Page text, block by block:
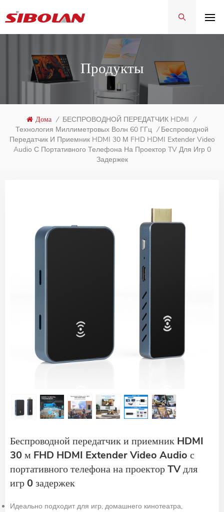
Продукты
Дома / БЕСПРОВОДНОЙ ПЕРЕДАТЧИК HDMI /
Технология Миллиметровых Волн 60 ГГц / Беспроводной
Передатчик И Приемник HDMI 30 М FHD HDMI Extender Video
Audio С Портативного Телефона На Проектор TV Для Игр 0
Задержек
Беспроводной передатчик и приемник HDMI
30 м FHD HDMI Extender Video Audio с
портативного телефона на проектор TV для
игр 0 задержек
Идеально подходит для игр, домашнего кинотеатра,